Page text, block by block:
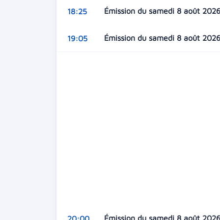
18:25 Émission du samedi 8 août 2026
19:05 Émission du samedi 8 août 2026
Émission du samedi 8 août 2026